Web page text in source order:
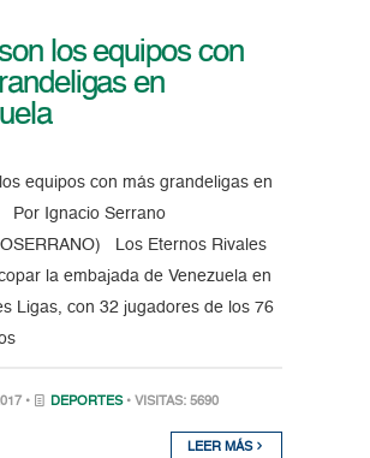
los equipos con
en
equipos con más grandeligas en
Por Ignacio Serrano
Los Eternos Rivales
la embajada de Venezuela en
Ligas, con 32 jugadores de los 76
• DEPORTES • VISITAS: 5690
LEER MÁS